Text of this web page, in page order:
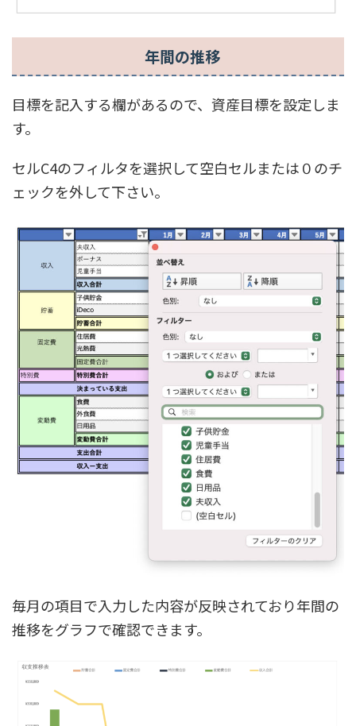
年間の推移
目標を記入する欄があるので、資産目標を設定しま
す。
セルC4のフィルタを選択して空白セルまたは０のチ
ェックを外して下さい。
毎月の項目で入力した内容が反映されており年間の
推移をグラフで確認できます。